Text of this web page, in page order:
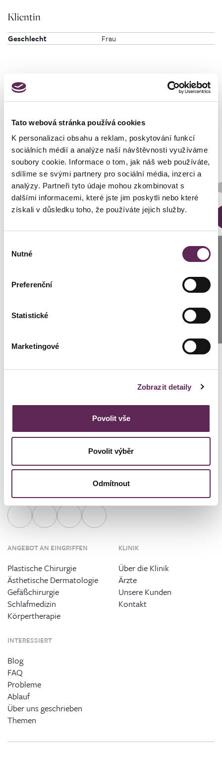
Tato webová stránka používá cookies
K personalizaci obsahu a reklam, poskytování funkcí
sociálních médií a analýze naší návštěvnosti využíváme
soubory cookie. Informace o tom, jak náš web používáte,
sdílíme se svými partnery pro sociální média, inzerci a
analýzy. Partneři tyto údaje mohou zkombinovat s
dalšími informacemi, které jste jim poskytli nebo které
získali v důsledku toho, že používáte jejich služby.
souhlasu
Nutné
Preferenční
Statistické
Marketingové
Zobrazit detaily
Povolit vše
Povolit výběr
Odmítnout
Klientin
Geschlecht Frau
Fotos vorher und nachher
Der behandelnde Arzt
MUDr. Katarína Třísková
DETAILS DER VERWANDLUNG
persönlichen Koordinator
Lenka Černická Špálová
+420 739 994 664
cernicka@medicomclinic.cz
Brünn: +420 776 279 454
ANGEBOT AN EINGRIFFEN
Plastische Chirurgie
Ästhetische Dermatologie
Gefäßchirurgie
Schlafmedizin
Körpertherapie
KLINIK
Über die Klinik
Ärzte
Unsere Kunden
Kontakt
INTERESSIERT
Blog
FAQ
Probleme
Ablauf
Über uns geschrieben
Themen